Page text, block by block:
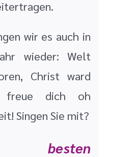
wir es auch in
wieder: Welt
Christ ward
freue dich oh
Singen Sie mit?